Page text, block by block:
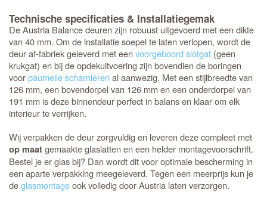
Technische specificaties & Installatiegemak
De Austria Balance deuren zijn robuust uitgevoerd met een dikte
van 40 mm. Om de installatie soepel te laten verlopen, wordt de
deur af-fabriek geleverd met eenvoorgeboord slotgat (geen
krukgat) en bij de opdekuitvoering zijn bovendien de boringen
voorpaumelle scharnieren al aanwezig. Met een stijlbreedte van
126 mm, een bovendorpel van 126 mm en een onderdorpel van
191 mm is deze binnendeur perfect in balans en klaar om elk
interieur te verrijken.
Wij verpakken de deur zorgvuldig en leveren deze compleet met
op maatgemaakte glaslatten en een helder montagevoorschrift.
Bestel je er glas bij? Dan wordt dit voor optimale bescherming in
een aparte verpakking meegeleverd. Tegen een meerprijs kun je
deglasmontageook volledig door Austria laten verzorgen.